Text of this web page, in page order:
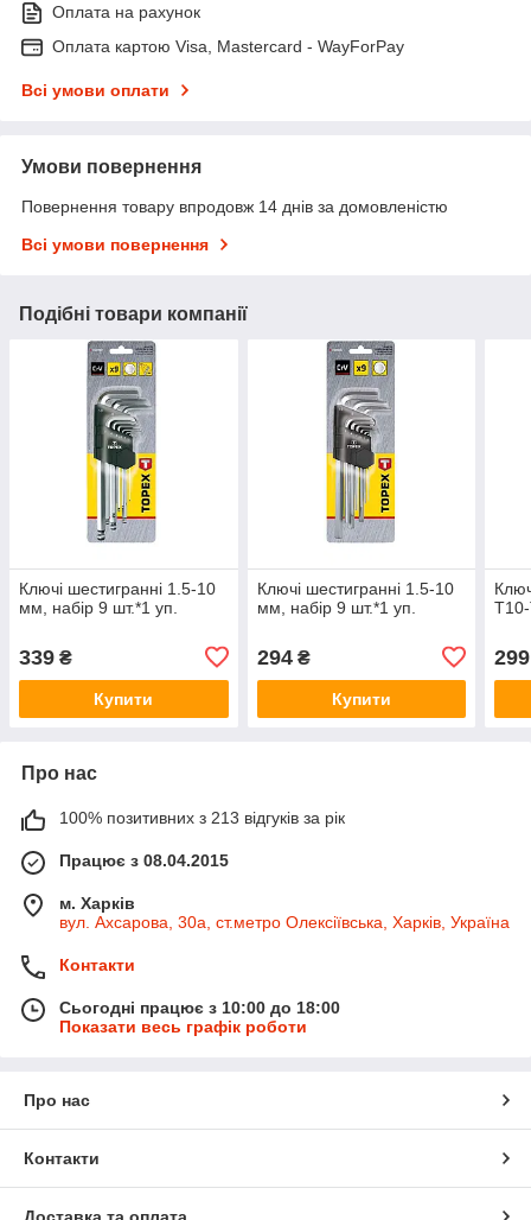
Оплата на рахунок
Оплата картою Visa, Mastercard - WayForPay
Всі умови оплати
Умови повернення
Повернення товару впродовж 14 днів за домовленістю
Всі умови повернення
Подібні товари компанії
Ключі шестигранні 1.5-10
мм, набір 9 шт.*1 уп.
339 ₴
Купити
Ключі шестигранні 1.5-10
мм, набір 9 шт.*1 уп.
294₴
Купити
299
Про нас
100% позитивних з 213 відгуків за рік
Працює з 08.04.2015
м. Харків
вул. Ахсарова, 30а, ст.метро Олексіївська, Харків, Україна
Контакти
Сьогодні працює з 10:00 до 18:00
Показати весь графік роботи
Про нас
Контакти